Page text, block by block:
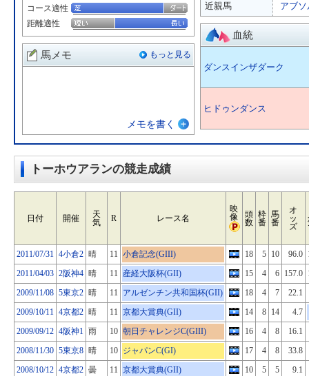
コース適性
距離適性
馬メモ もっと見る
メモを書く
近親馬
アブ
血統
ダンスインザダーク
ヒドゥンダンス
トーホウアランの競走成績
日付 開催
天
気
R レース名
映
像
頭
数
枠
番
馬
番
オ
ッ
ズ
2011/07/31 4小倉2 晴 11 小倉記念(GIII) 18 5 10 96.0
2011/04/03 2阪神4 晴 11 産経大阪杯(GII) 15 4 6 157.0
2009/11/08 5東京2 晴 11 アルゼンチン共和国杯(GII) 18 4 7
22.1
2009/10/11 4京都2 晴 11 京都大賞典(GII) 14 8 14
4.7
2009/09/12 4阪神1 雨 10 朝日チャレンジC(GIII) 16 4 8
16.1
2008/11/30 5東京8 晴 10 ジャパンC(GI) 17 4 8
33.8
2008/10/12 4京都2 曇 11 京都大賞典(GII) 10 5 5
9.1